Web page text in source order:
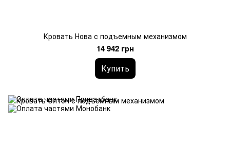
Кровать Нова с подъемным механизмом
14 942 грн
Купить